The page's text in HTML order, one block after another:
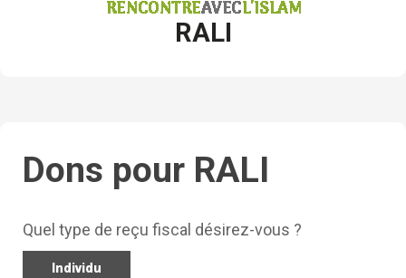
RALI
Dons pour RALI
Quel type de reçu fiscal désirez-vous ?
Individu